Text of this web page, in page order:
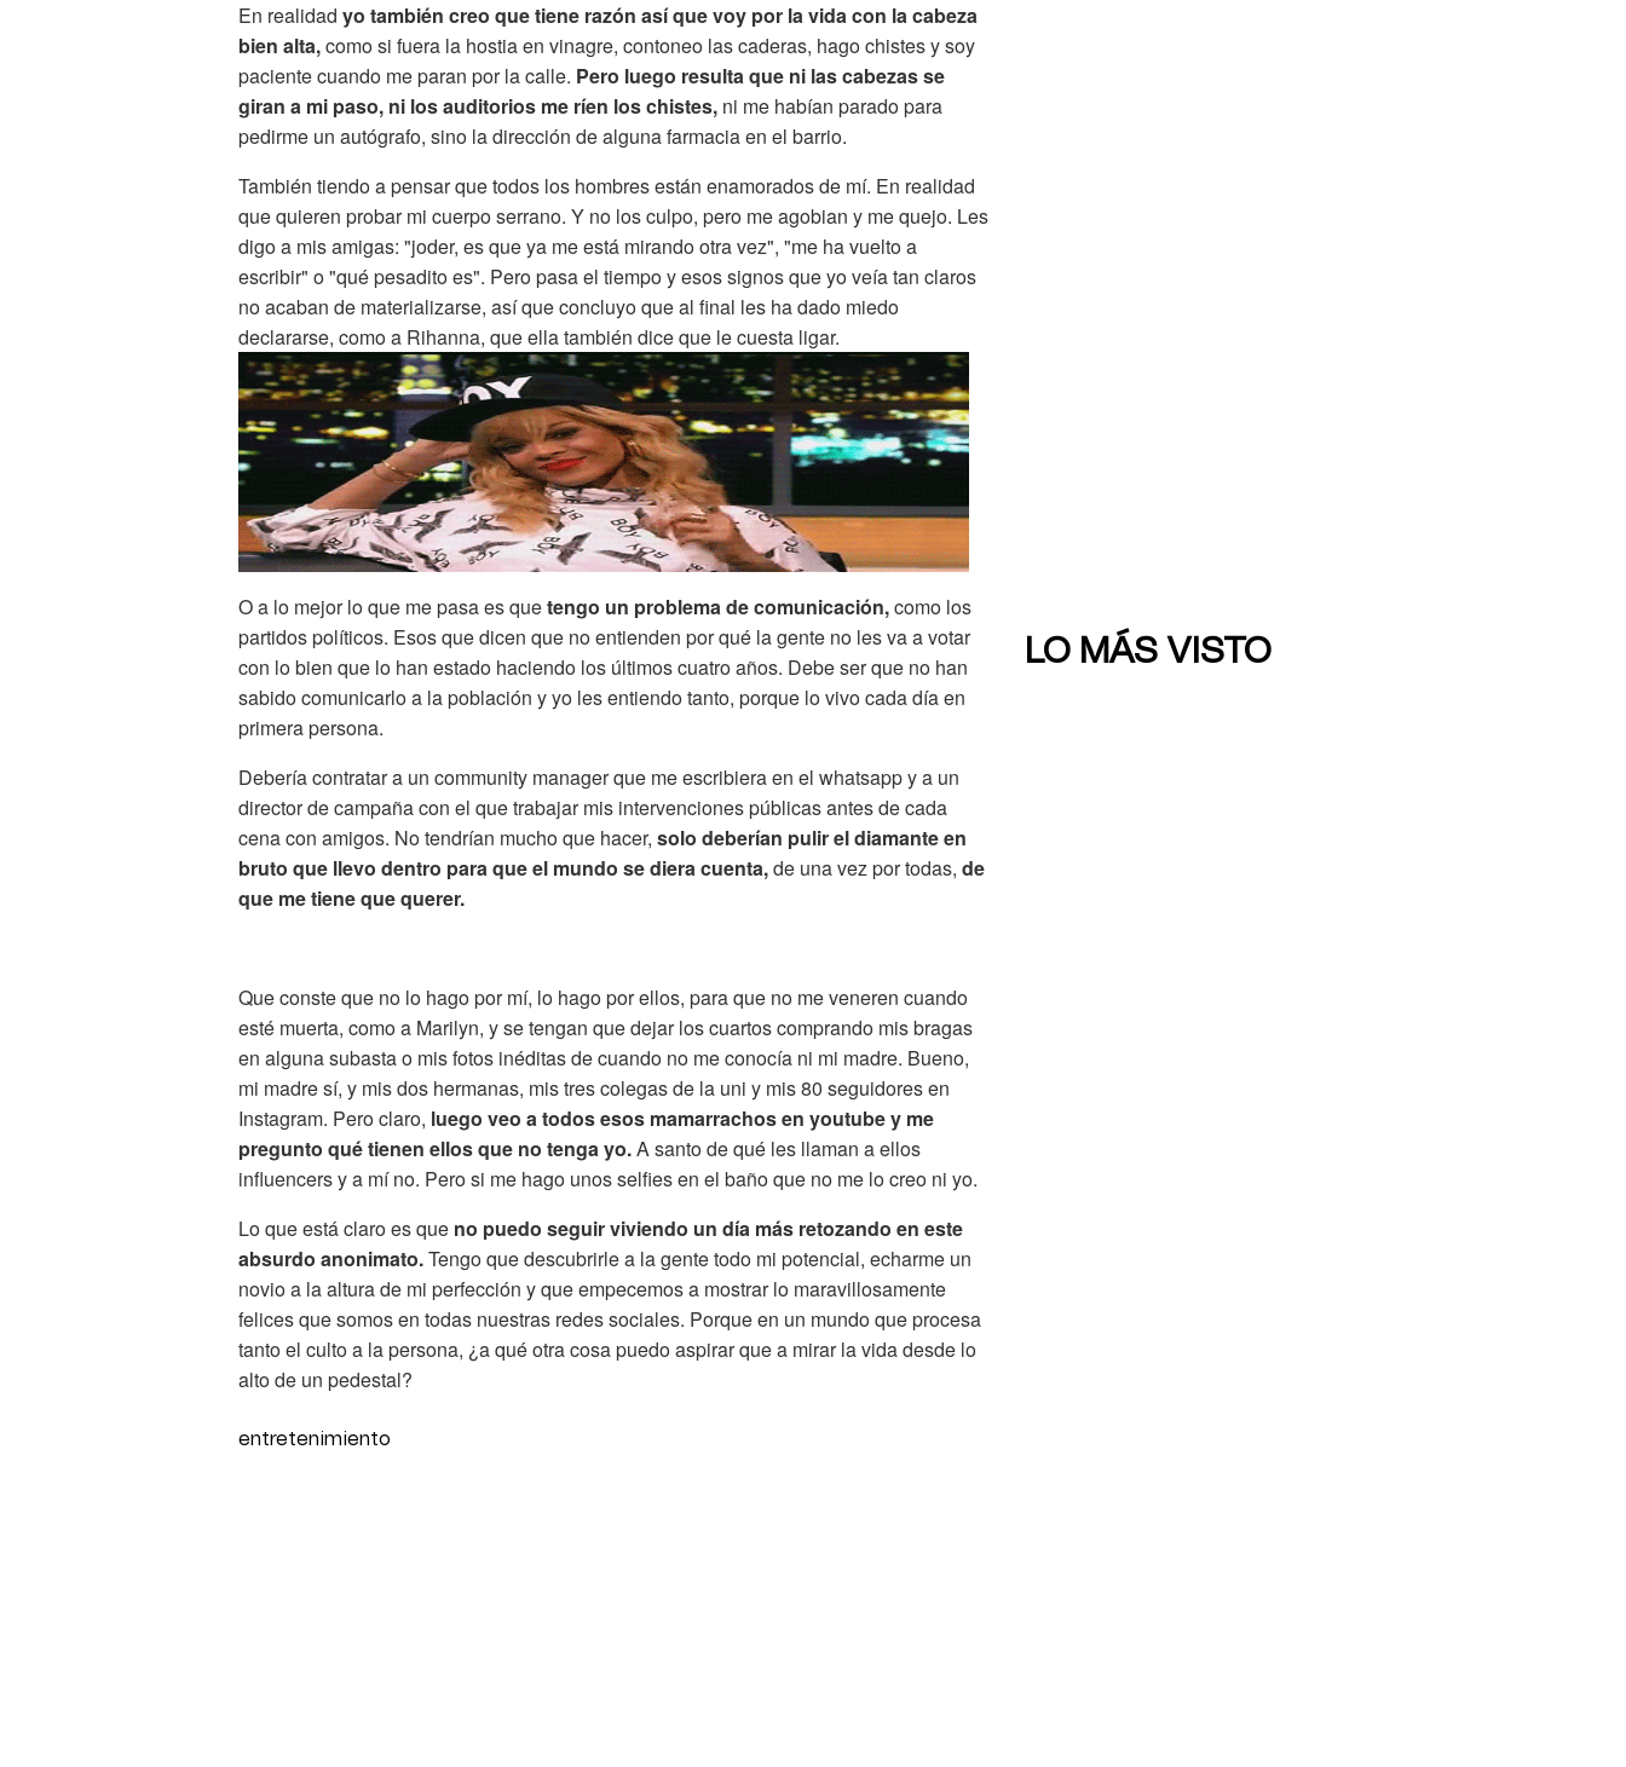
En realidad yo también creo que tiene razón así que voy por la vida con la cabeza
bien alta,como si fuera la hostia en vinagre, contoneo las caderas, hago chistes y soy
paciente cuando me paran por la calle. Pero luego resulta que ni las cabezas se
giran a mi paso, ni los auditorios me ríen los chistes, ni me habían parado para
pedirme un autógrafo, sino la dirección de alguna farmacia en el barrio.
También tiendo a pensar que todos los hombres están enamorados de mí. En realidad
que quieren probar mi cuerpo serrano. Y no los culpo, pero me agobian y me quejo. Les
digo a mis amigas: "joder, es que ya me está mirando otra vez", "me ha vuelto a
escribir" o "qué pesadito es". Pero pasa el tiempo y esos signos que yo veía tan claros
no acaban de materializarse, así que concluyo que al final les ha dado miedo
declararse, como a Rihanna, que ella también dice que le cuesta ligar.
O a lo mejor lo que me pasa es quetengo un problema de comunicación,como los
partidos políticos. Esos que dicen que no entienden por qué la gente no les va a votar
con lo bien que lo han estado haciendo los últimos cuatro años. Debe ser que no han
sabido comunicarlo a la población y yo les entiendo tanto, porque lo vivo cada día en
primera persona.
Debería contratar a un community manager que me escribiera en el whatsapp y a un
director de campaña con el que trabajar mis intervenciones públicas antes de cada
cena con amigos. No tendrían mucho que hacer, solo deberían pulir el diamante en
bruto que llevo dentro para que el mundo se diera cuenta,de una vez por todas, de
que me tiene que querer.
Que conste que no lo hago por mí, lo hago por ellos, para que no me veneren cuando
esté muerta, como a Marilyn, y se tengan que dejar los cuartos comprando mis bragas
en alguna subasta o mis fotos inéditas de cuando no me conocía ni mi madre. Bueno,
mi madre sí, y mis dos hermanas, mis tres colegas de la uni y mis 80 seguidores en
Instagram. Pero claro, luego veo a todos esos mamarrachos en youtube y me
pregunto qué tienen ellos que no tenga yo.A santo de qué les llaman a ellos
influencers y a mí no. Pero si me hago unos selfies en el baño que no me lo creo ni yo.
Lo que está claro es que no puedo seguir viviendo un día más retozando en este
absurdo anonimato.Tengo que descubrirle a la gente todo mi potencial, echarme un
novio a la altura de mi perfección y que empecemos a mostrar lo maravillosamente
felices que somos en todas nuestras redes sociales. Porque en un mundo que procesa
tanto el culto a la persona, ¿a qué otra cosa puedo aspirar que a mirar la vida desde lo
alto de un pedestal?
entretenimiento
LO MÁS VISTO